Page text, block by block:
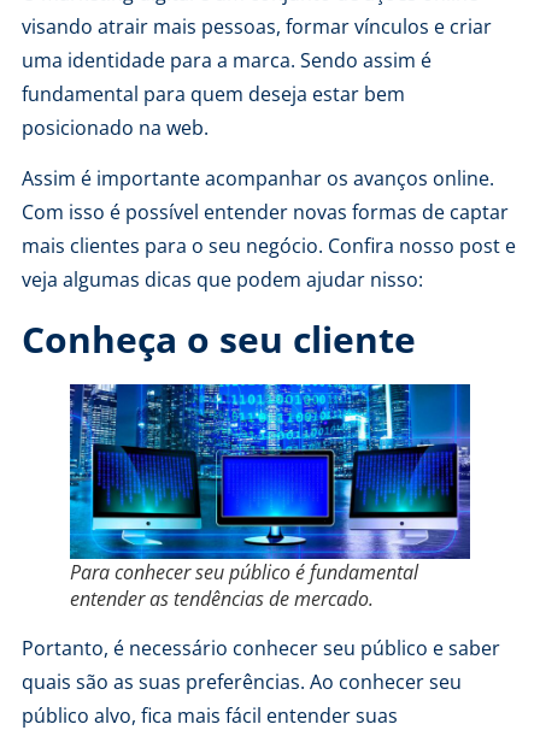
visando atrair mais pessoas, formar vínculos e criar
uma identidade para a marca. Sendo assim é
fundamental para quem deseja estar bem
posicionado na web.
Assim é importante acompanhar os avanços online.
Com isso é possível entender novas formas de captar
mais clientes para o seu negócio. Confira nosso post e
veja algumas dicas que podem ajudar nisso:
Conheça o seu cliente
Para conhecer seu público é fundamental
entender as tendências de mercado.
Portanto, é necessário conhecer seu público e saber
quais são as suas preferências. Ao conhecer seu
público alvo, fica mais fácil entender suas